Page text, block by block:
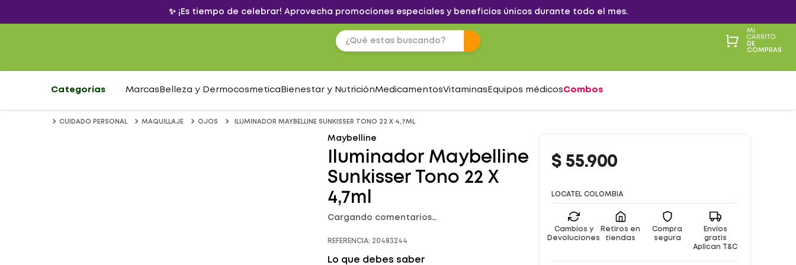
✨ ¡Es tiempo de celebrar! Aprovecha promociones especiales y beneficios únicos durante todo el mes.
MI
CARRITO
DE
COMPRAS
Categorías Marcas Belleza y Dermocosmetica Bienestar y NutriciónMedicamentosVitaminas Equipos médicosCombos
CUIDADO PERSONAL MAQUILLAJE OJOS ILUMINADOR MAYBELLINE SUNKISSER TONO 22 X 4,7ML
Maybelline
Iluminador Maybelline
Sunkisser Tono 22 X
4,7ml
Cargando comentarios…
REFERENCIA: 20483244
Lo que debes saber
$ 55.900
LOCATEL COLOMBIA
Cambios y
Devoluciones
Retiros en
tiendas
Compra
segura
Envíos
gratis
Aplican T&C